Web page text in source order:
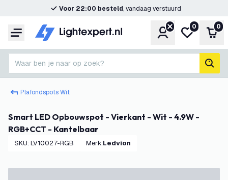
Voor 22:00 besteld, vandaag verstuurd
Menu Account
Mijn
0 0
Waar ben je naar op zoek?
Plafondspots Wit
Smart LED Opbouwspot - Vierkant - Wit - 4.9W -
RGB+CCT - Kantelbaar
SKU: LV10027-RGB Merk: Ledvion